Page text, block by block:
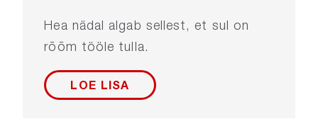
Hea nädal algab sellest, et sul on
rõõm tööle tulla.
LOE LISA